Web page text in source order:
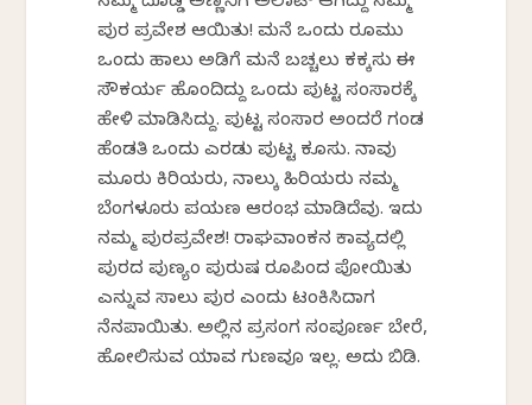
ಪುರ ಪ್ರವೇಶ ಆಯಿತು! ಮನೆ ಒಂದು ರೂಮು
ಒಂದು ಹಾಲು ಅಡಿಗೆ ಮನೆ ಬಚ್ಚಲು ಕಕ್ಕಸು ಈ
ಸೌಕರ್ಯ ಹೊಂದಿದ್ದು ಒಂದು ಪುಟ್ಟ ಸಂಸಾರಕ್ಕೆ
ಹೇಳಿ ಮಾಡಿಸಿದ್ದು. ಪುಟ್ಟ ಸಂಸಾರ ಅಂದರೆ ಗಂಡ
ಹೆಂಡತಿ ಒಂದು ಎರಡು ಪುಟ್ಟ ಕೂಸು. ನಾವು
ಮೂರು ಕಿರಿಯರು, ನಾಲ್ಕು ಹಿರಿಯರು ನಮ್ಮ
ಬೆಂಗಳೂರು ಪಯಣ ಆರಂಭ ಮಾಡಿದೆವು. ಇದು
ನಮ್ಮ ಪುರಪ್ರವೇಶ! ರಾಘವಾಂಕನ ಕಾವ್ಯದಲ್ಲಿ
ಪುರದ ಪುಣ್ಯಂ ಪುರುಷ ರೂಪಿಂದ ಪೋಯಿತು
ಎನ್ನುವ ಸಾಲು ಪುರ ಎಂದು ಟಂಕಿಸಿದಾಗ
ನೆನಪಾಯಿತು. ಅಲ್ಲಿನ ಪ್ರಸಂಗ ಸಂಪೂರ್ಣ ಬೇರೆ,
ಹೋಲಿಸುವ ಯಾವ ಗುಣವೂ ಇಲ್ಲ. ಅದು ಬಿಡಿ.